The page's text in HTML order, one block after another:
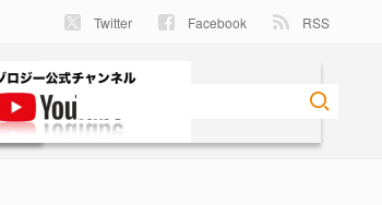
Twitter Facebook RSS